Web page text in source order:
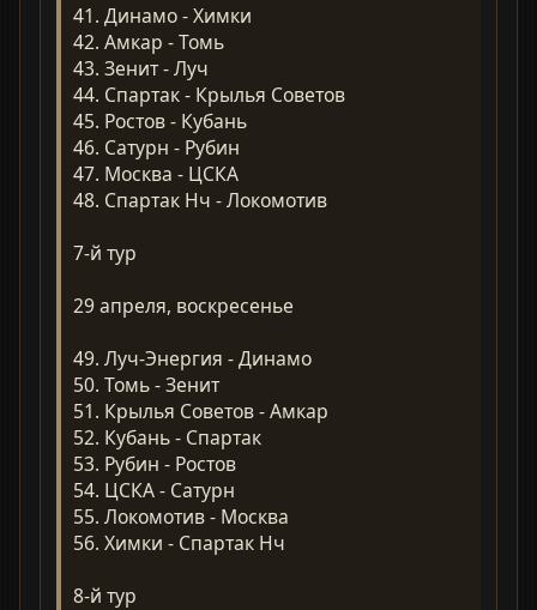
41. Динамо - Химки
42. Амкар - Томь
43. Зенит - Луч
44. Спартак - Крылья Советов
45. Ростов - Кубань
46. Сатурн - Рубин
47. Москва - ЦСКА
48. Спартак Нч - Локомотив
7-й тур
29 апреля, воскресенье
49. Луч-Энергия - Динамо
50. Томь - Зенит
51. Крылья Советов - Амкар
52. Кубань - Спартак
53. Рубин - Ростов
54. ЦСКА - Сатурн
55. Локомотив - Москва
56. Химки - Спартак Нч
8-й тур